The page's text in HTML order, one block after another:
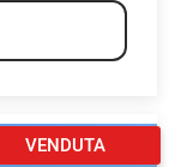
VENDUTA